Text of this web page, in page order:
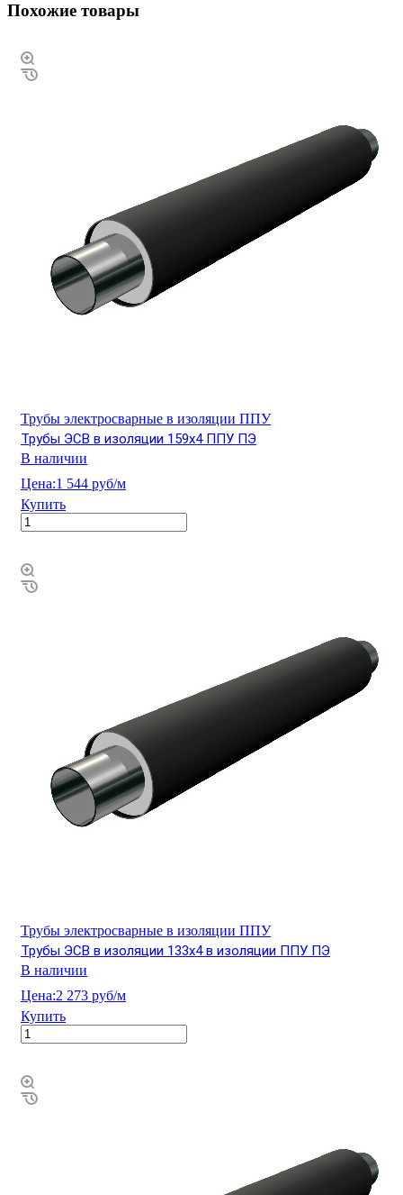
Похожие товары
Трубы электросварные в изоляции ППУ
Трубы ЭСВ в изоляции 159х4 ППУ ПЭ
В наличии
Цена:1 544 руб/м
Купить
Трубы электросварные в изоляции ППУ
Трубы ЭСВ в изоляции 133х4 в изоляции ППУ ПЭ
В наличии
Цена:2 273 руб/м
Купить